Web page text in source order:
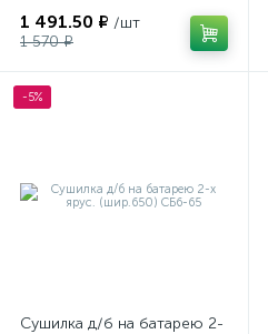
1 491.50 ₽ /шт
1 570 ₽
-5%
Сушилка д/б на батарею 2-